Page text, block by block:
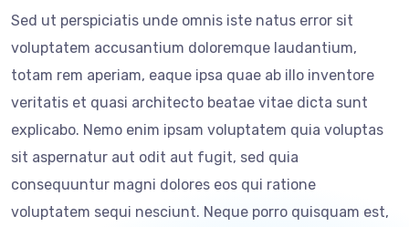
Sed ut perspiciatis unde omnis iste natus error sit
voluptatem accusantium doloremque laudantium,
totam rem aperiam, eaque ipsa quae ab illo inventore
veritatis et quasi architecto beatae vitae dicta sunt
explicabo. Nemo enim ipsam voluptatem quia voluptas
sit aspernatur aut odit aut fugit, sed quia
consequuntur magni dolores eos qui ratione
voluptatem sequi nesciunt. Neque porro quisquam est,